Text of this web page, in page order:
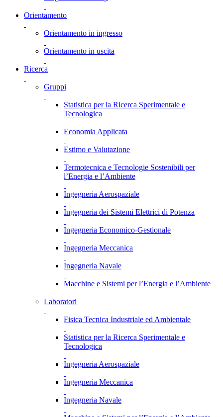
Orientamento
Orientamento in ingresso
Orientamento in uscita
Ricerca
Gruppi
Statistica per la Ricerca Sperimentale e
Tecnologica
Economia Applicata
Estimo e Valutazione
Termotecnica e Tecnologie Sostenibili per
l’Energia e l’Ambiente
Ingegneria Aerospaziale
Ingegneria dei Sistemi Elettrici di Potenza
Ingegneria Economico-Gestionale
Ingegneria Meccanica
Ingegneria Navale
Macchine e Sistemi per l’Energia e l’Ambiente
Laboratori
Fisica Tecnica Industriale ed Ambientale
Statistica per la Ricerca Sperimentale e
Tecnologica
Ingegneria Aerospaziale
Ingegneria Meccanica
Ingegneria Navale